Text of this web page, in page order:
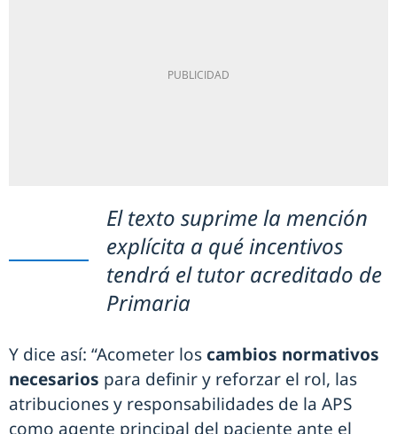
El texto suprime la mención
explícita a qué incentivos
tendrá el tutor acreditado de
Primaria
Y dice así: “Acometer los cambios normativos
necesarios para definir y reforzar el rol, las
atribuciones y responsabilidades de la APS
como agente principal del paciente ante el